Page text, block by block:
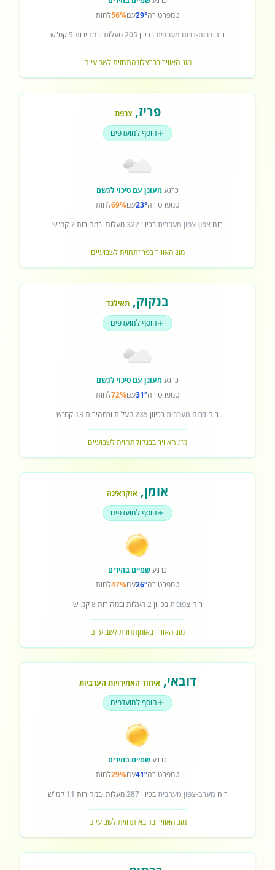
טמפרטורה29°עם56%לחות
רוח דרום-דרום מערביתבכיוון 205מעלות ובמהירות 5 קמ"ש
מזג האוויר בברצלונהתחזית לשבועיים
פריז,צרפת
הוסף למועדפים
כרגעמעונן עם סיכוי לגשם
טמפרטורה23°עם69%לחות
רוח צפון-צפון מערביתבכיוון327מעלות ובמהירות7קמ"ש
מזג האוויר בפריזתחזית לשבועיים
בנקוק, תאילנד
הוסף למועדפים
כרגעמעונן עם סיכוי לגשם
טמפרטורה31°עם72%לחות
רוח דרום מערביתבכיוון 235מעלות ובמהירות 13 קמ"ש
מזג האוויר בבנקוקתחזית לשבועיים
אומן, אוקראינה
הוסף למועדפים
כרגעשמיים בהירים
טמפרטורה26°עם47%לחות
רוחצפוניתבכיוון2מעלות ובמהירות8קמ"ש
מזג האוויר באומןתחזית לשבועיים
דובאי, איחוד האמירויות הערביות
הוסף למועדפים
כרגעשמיים בהירים
טמפרטורה41°עם29%לחות
רוח מערב-צפון מערביתבכיוון287מעלות ובמהירות 11 קמ"ש
מזג האוויר בדובאיתחזית לשבועיים